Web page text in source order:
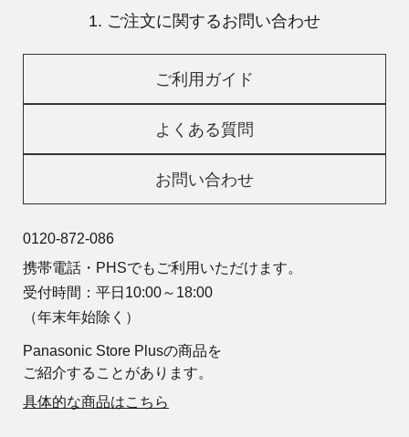
1. ご注文に関するお問い合わせ
ご利用ガイド
よくある質問
お問い合わせ
0120-872-086
携帯電話・PHSでもご利用いただけます。
受付時間：平日10:00～18:00
（年末年始除く）
Panasonic Store Plusの商品を
ご紹介することがあります。
具体的な商品はこちら